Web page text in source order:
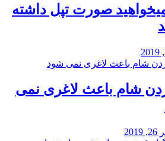
صورت تپل داشته
شام باعث لاغری نمی